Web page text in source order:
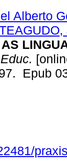
Alberto
Epub